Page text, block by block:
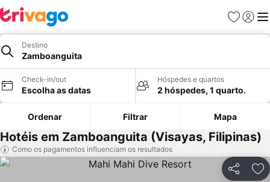
Favoritos
Iniciar
Destino
Zamboanguita
Check-in/out
Escolha as datas
Hóspedes e quartos
2 hóspedes, 1 quarto.
Ordenar Filtrar Mapa
Hotéis em Zamboanguita (Visayas, Filipinas)
Como os pagamentos influenciam os resultados
Partilhar